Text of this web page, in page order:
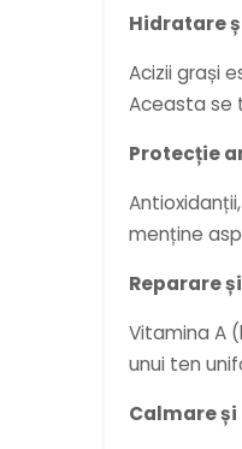
Hidratare
Acizii grași
Aceasta se
Protecție
menține
Reparare
Vitamina A
unui ten
Calmare